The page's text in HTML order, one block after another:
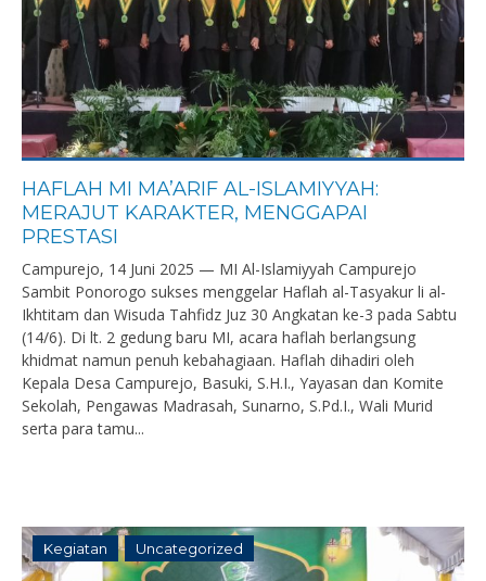
HAFLAH MI MA’ARIF AL-ISLAMIYYAH:
MERAJUT KARAKTER, MENGGAPAI
PRESTASI
Campurejo, 14 Juni 2025 — MI Al-Islamiyyah Campurejo
Sambit Ponorogo sukses menggelar Haflah al-Tasyakur li al-
Ikhtitam dan Wisuda Tahfidz Juz 30 Angkatan ke-3 pada Sabtu
(14/6). Di lt. 2 gedung baru MI, acara haflah berlangsung
khidmat namun penuh kebahagiaan. Haflah dihadiri oleh
Kepala Desa Campurejo, Basuki, S.H.I., Yayasan dan Komite
Sekolah, Pengawas Madrasah, Sunarno, S.Pd.I., Wali Murid
serta para tamu...
Kegiatan Uncategorized